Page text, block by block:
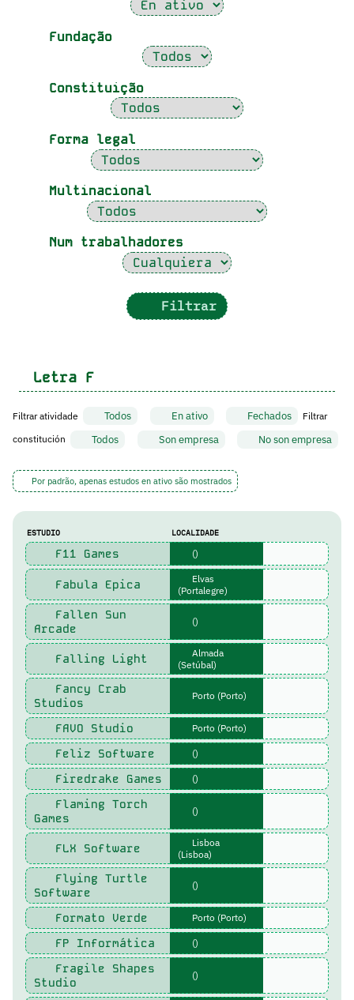
Fundação
Constituição
Forma legal
Multinacional
Num trabalhadores
Filtrar
Letra F
Filtrar atividade Todos En ativo Fechados
Filtrar
constitución
Todos Son empresa No son empresa
Por padrão, apenas estudos en ativo são mostrados
ESTUDIO LOCALIDADE
F11 Games ()
Fabula Epica
Elvas
(Portalegre)
Fallen Sun
Arcade
()
Falling Light
Almada
(Setúbal)
Fancy Crab
Studios
Porto (Porto)
FAVO Studio Porto (Porto)
Feliz Software ()
Firedrake Games ()
Flaming Torch
Games
()
FLX Software
Lisboa
(Lisboa)
Flying Turtle
Software
()
Formato Verde Porto (Porto)
FP Informática ()
Fragile Shapes
Studio
()